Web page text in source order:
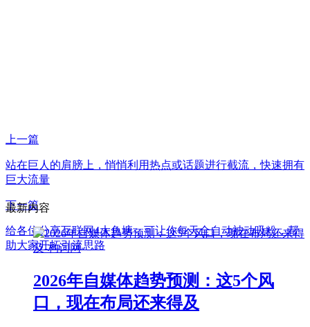
上一篇
站在巨人的肩膀上，悄悄利用热点或话题进行截流，快速拥有
巨大流量
下一篇
给各位分享互联网4大鱼塘，可让你每天全自动被动吸粉，帮
助大家开拓引流思路
最新内容
2026年自媒体趋势预测：这5个风
口，现在布局还来得及